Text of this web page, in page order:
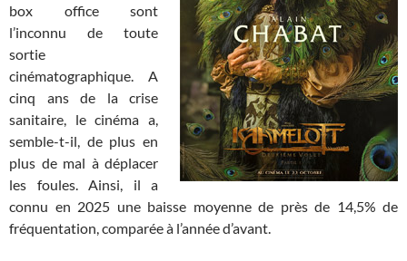
box office sont
l’inconnu de toute
sortie
cinématographique. A
cinq ans de la crise
sanitaire, le cinéma a,
semble-t-il, de plus en
plus de mal à déplacer
les foules. Ainsi, il a
connu en 2025 une baisse moyenne de près de 14,5% de
fréquentation, comparée à l’année d’avant.